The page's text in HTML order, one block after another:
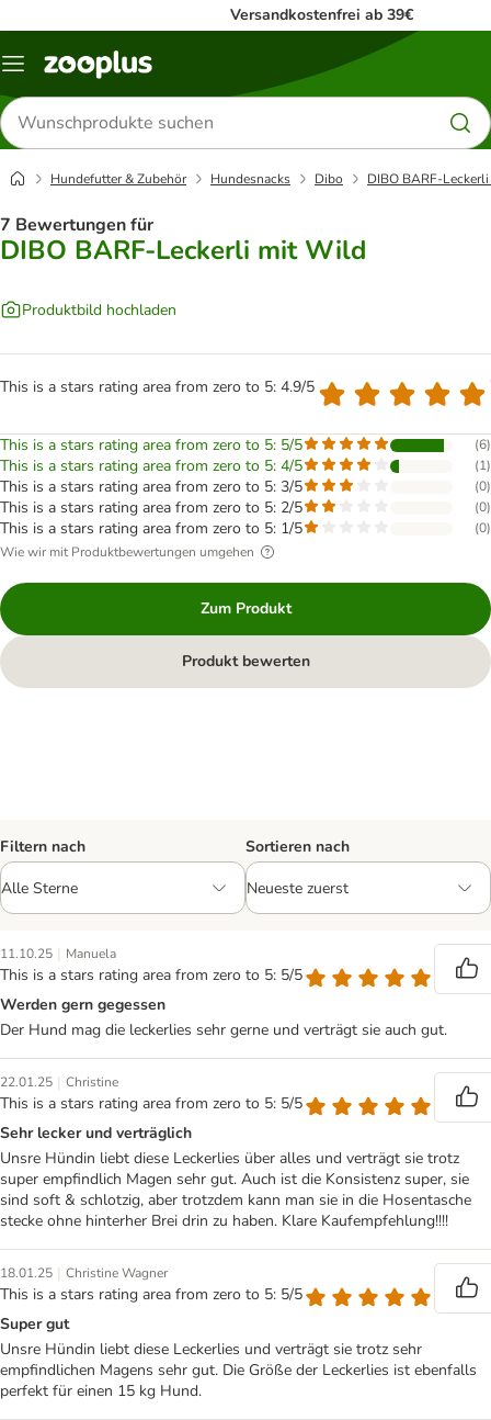
Versandkostenfrei ab 39€
Menü
Produkte
suchen
Hundefutter & Zubehör Hundesnacks Dibo DIBO BARF-
7 Bewertungen für
DIBO BARF-Leckerli mit Wild
Produktbild hochladen
This is a stars rating area from zero to 5: 4.9/5
This is a stars rating area from zero to 5: 5/5 (6)
This is a stars rating area from zero to 5: 4/5 (1)
This is a stars rating area from zero to 5: 3/5 (0)
This is a stars rating area from zero to 5: 2/5 (0)
This is a stars rating area from zero to 5: 1/5 (0)
Wie wir mit Produktbewertungen umgehen
Zum Produkt
Produkt bewerten
Filtern nach Sortieren nach
11.10.25 | Manuela
This is a stars rating area from zero to 5: 5/5
Werden gern gegessen
Der Hund mag die leckerlies sehr gerne und verträgt sie auch gut.
22.01.25 | Christine
This is a stars rating area from zero to 5: 5/5
Sehr lecker und verträglich
Unsre Hündin liebt diese Leckerlies über alles und verträgt sie trotz
super empfindlich Magen sehr gut. Auch ist die Konsistenz super, sie
sind soft & schlotzig, aber trotzdem kann man sie in die Hosentasche
stecke ohne hinterher Brei drin zu haben. Klare Kaufempfehlung!!!!
18.01.25 | Christine Wagner
This is a stars rating area from zero to 5: 5/5
Super gut
Unsre Hündin liebt diese Leckerlies und verträgt sie trotz sehr
empfindlichen Magens sehr gut. Die Größe der Leckerlies ist ebenfalls
perfekt für einen 15 kg Hund.